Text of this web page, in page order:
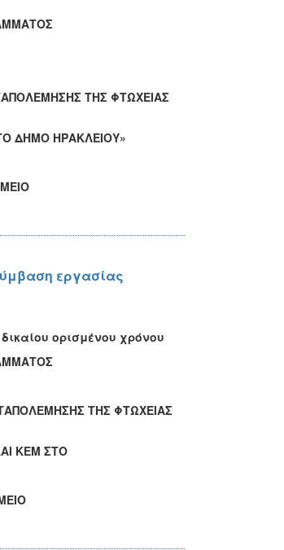
ΤΗΣ ΦΤΩΧΕΙΑΣ
ΔΗΜΟ ΗΡΑΚΛΕΙΟΥ»
εργασίας
ορισμένου χρόνου
ΤΗΣ ΦΤΩΧΕΙΑΣ
ΚΕΜ ΣΤΟ